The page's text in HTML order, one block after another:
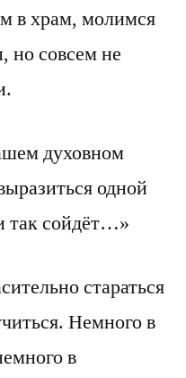
в храм, молимся
но совсем не
духовном
одной
так сойдёт…»
стараться
Немного в
в